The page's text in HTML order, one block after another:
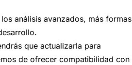
análisis avanzados, más formas
que actualizarla para
de ofrecer compatibilidad con